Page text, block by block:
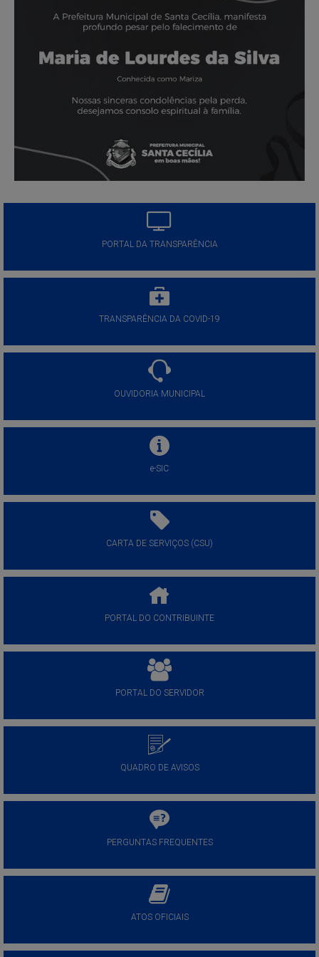
PORTAL DA TRANSPARÊNCIA
TRANSPARÊNCIA DA COVID-19
OUVIDORIA MUNICIPAL
e-SIC
CARTA DE SERVIÇOS (CSU)
PORTAL DO CONTRIBUINTE
PORTAL DO SERVIDOR
QUADRO DE AVISOS
PERGUNTAS FREQUENTES
ATOS OFICIAIS